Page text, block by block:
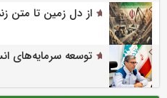
از دل زمین تا متن
توسعه سرمایه‌های